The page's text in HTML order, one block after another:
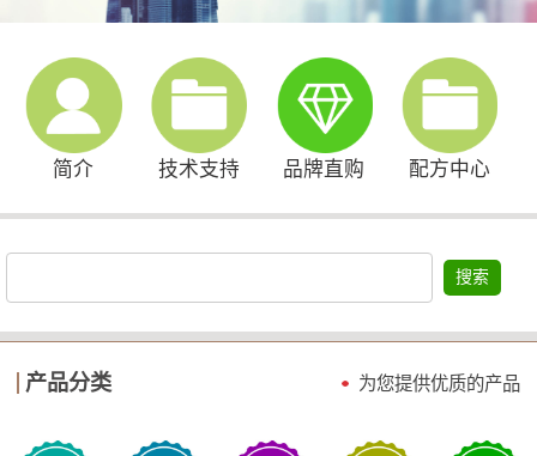
简介 技术支持 品牌直购 配方中心
搜索
产品分类 为您提供优质的产品